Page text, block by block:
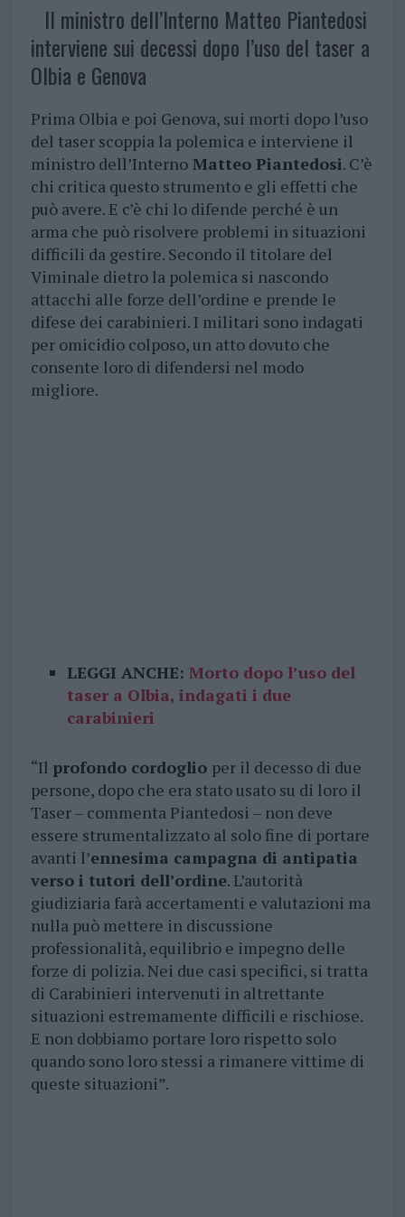
Il ministro dell’Interno Matteo Piantedosi
interviene sui decessi dopo l’uso del taser a
Olbia e Genova
Prima Olbia e poi Genova, sui morti dopo l’uso
del taser scoppia la polemica e interviene il
ministro dell’InternoMatteo Piantedosi. C’è
chi critica questo strumento e gli effetti che
può avere. E c’è chi lo difende perché è un
arma che può risolvere problemi in situazioni
difficili da gestire. Secondo il titolare del
Viminale dietro la polemica si nascondo
attacchi alle forze dell’ordine e prende le
difese dei carabinieri. I militari sono indagati
per omicidio colposo, un atto dovuto che
consente loro di difendersi nel modo
migliore.
LEGGI ANCHE: Morto dopo l’uso del
taser a Olbia, indagati i due
carabinieri
“Il profondo cordoglio per il decesso di due
persone, dopo che era stato usato su di loro il
Taser – commenta Piantedosi – non deve
essere strumentalizzato al solo fine di portare
avanti l’ennesima campagna di antipatia
verso i tutori dell’ordine. L’autorità
giudiziaria farà accertamenti e valutazioni ma
nulla può mettere in discussione
professionalità, equilibrio e impegno delle
forze di polizia. Nei due casi specifici, si tratta
di Carabinieri intervenuti in altrettante
situazioni estremamente difficili e rischiose.
E non dobbiamo portare loro rispetto solo
quando sono loro stessi a rimanere vittime di
queste situazioni”.